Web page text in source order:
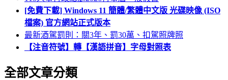
[免費下載] Windows 11 簡體/繁體中文版 光碟映像 (ISO
檔案) 官方網站正式版本
最新酒駕罰則：關3年、罰30萬、扣駕照牌照
【注音符號】轉【漢語拼音】字母對照表
全部文章分類